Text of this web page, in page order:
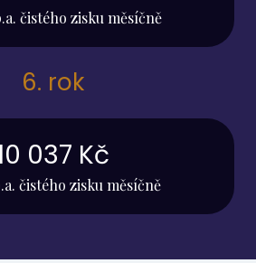
čistého zisku měsíčně
6. rok
037 Kč
čistého zisku měsíčně